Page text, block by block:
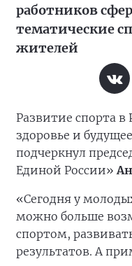
работников
тематические
жителей
Развитие спорта
здоровье и
подчеркнул
Единой России»
«Сегодня у
можно больше
спортом,
результатов. А